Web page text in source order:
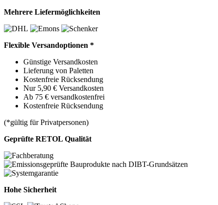
Mehrere Liefermöglichkeiten
Flexible Versandoptionen *
Günstige Versandkosten
Lieferung von Paletten
Kostenfreie Rücksendung
Nur 5,90 € Versandkosten
Ab 75 € versandkostenfrei
Kostenfreie Rücksendung
(*gültig für Privatpersonen)
Geprüfte RETOL Qualität
Hohe Sicherheit